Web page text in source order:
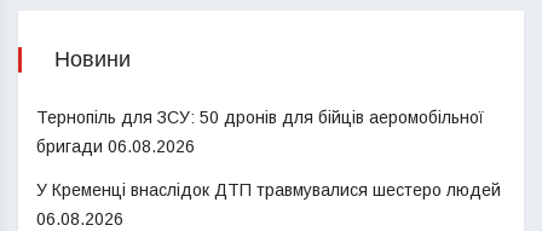
Новини
Тернопіль для ЗСУ: 50 дронів для бійців аеромобільної
бригади 06.08.2026
У Кременці внаслідок ДТП травмувалися шестеро людей
06.08.2026